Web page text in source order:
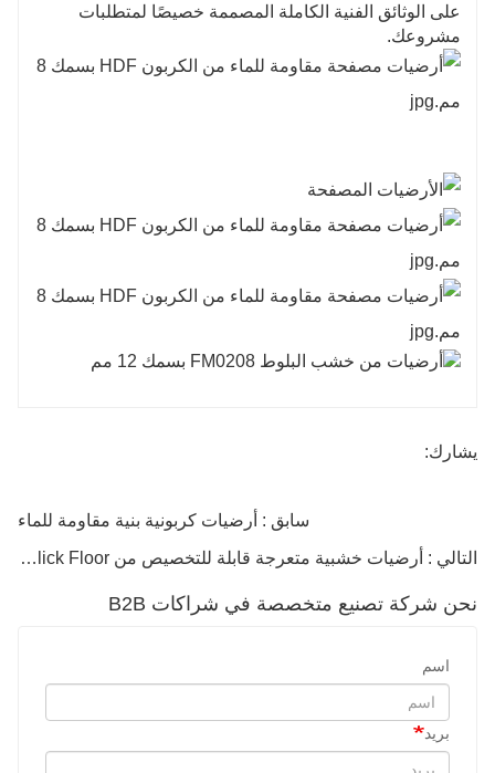
على الوثائق الفنية الكاملة المصممة خصيصًا لمتطلبات
مشروعك.
يشارك:
سابق : أرضيات كربونية بنية مقاومة للماء
التالي : أرضيات خشبية متعرجة قابلة للتخصيص من SPC Click Floor
نحن شركة تصنيع متخصصة في شراكات B2B
اسم
بريد